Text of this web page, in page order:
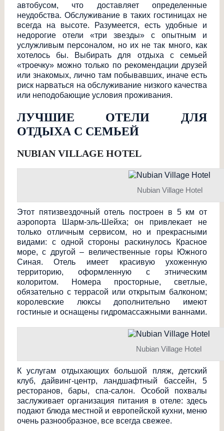
автобусом, что доставляет определенные
неудобства. Обслуживание в таких гостиницах не
всегда на высоте. Разумеется, есть удобные и
недорогие отели «три звезды» с опытным и
услужливым персоналом, но их не так много, как
хотелось бы. Выбирать для отдыха с семьей
«троечку» можно только по рекомендации друзей
или знакомых, лично там побывавших, иначе есть
риск нарваться на обслуживание низкого качества
или неподобающие условия проживания.
ЛУЧШИЕ ОТЕЛИ ДЛЯ
ОТДЫХА С СЕМЬЕЙ
NUBIAN VILLAGE HOTEL
Nubian Village Hotel
Этот пятизвездочный отель построен в 5 км от
аэропорта Шарм-эль-Шейха; он привлекает не
только отличным сервисом, но и прекрасными
видами: с одной стороны раскинулось Красное
море, с другой – величественные горы Южного
Синая. Отель имеет красивую ухоженную
территорию, оформленную с этническим
колоритом. Номера просторные, светлые,
обязательно с террасой или открытым балконом;
королевские люксы дополнительно имеют
гостиные и оснащены гидромассажными ваннами.
Nubian Village Hotel
К услугам отдыхающих большой пляж, детский
клуб, дайвинг-центр, ландшафтный бассейн, 5
ресторанов, бары, спа-салон. Особой похвалы
заслуживает организация питания в отеле: здесь
подают блюда местной и европейской кухни, меню
очень разнообразное, все всегда свежее.